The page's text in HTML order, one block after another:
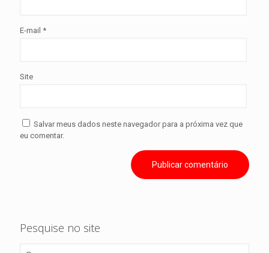
E-mail *
Site
Salvar meus dados neste navegador para a próxima vez que
eu comentar.
Pesquise no site